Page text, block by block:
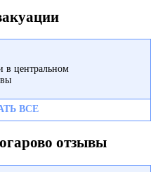
в центральном
ВСЕ
отзывы